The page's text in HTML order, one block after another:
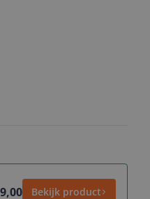
Bekijk product